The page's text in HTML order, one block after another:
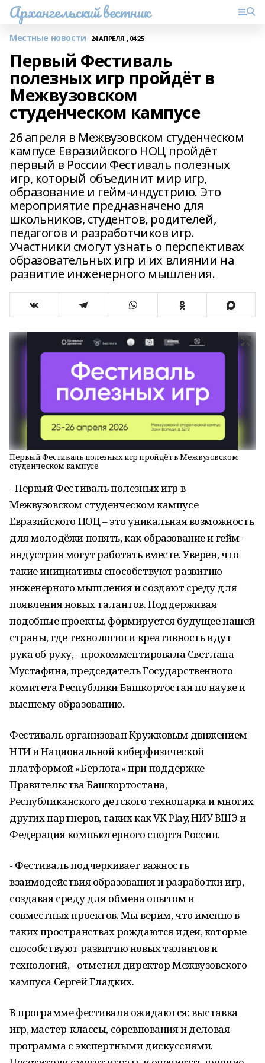
Архангельский вестник
Местные новости 24 АПРЕЛЯ , 04:25
Первый Фестиваль
полезных игр пройдёт в
Межвузовском
студенческом кампусе
26 апреля в Межвузовском студенческом
кампусе Евразийского НОЦ пройдёт
первый в России Фестиваль полезных
игр, который объединит мир игр,
образование и гейм-индустрию. Это
мероприятие предназначено для
школьников, студентов, родителей,
педагогов и разработчиков игр.
Участники смогут узнать о перспективах
образовательных игр и их влиянии на
развитие инженерного мышления.
Первый Фестиваль полезных игр пройдёт в Межвузовском
студенческом кампусе
- Первый Фестиваль полезных игр в
Межвузовском студенческом кампусе
Евразийского НОЦ – это уникальная возможность
для молодёжи понять, как образование и гейм-
индустрия могут работать вместе. Уверен, что
такие инициативы способствуют развитию
инженерного мышления и создают среду для
появления новых талантов. Поддерживая
подобные проекты, формируется будущее нашей
страны, где технологии и креативность идут
рука об руку, - прокомментировала Светлана
Мустафина, председатель Государственного
комитета Республики Башкортостан по науке и
высшему образованию.
Фестиваль организован Кружковым движением
НТИ и Национальной киберфизической
платформой «Берлога» при поддержке
Правительства Башкортостана,
Республиканского детского технопарка и многих
других партнеров, таких как VK Play, НИУ ВШЭ и
Федерация компьютерного спорта России.
- Фестиваль подчеркивает важность
взаимодействия образования и разработки игр,
создавая среду для обмена опытом и
совместных проектов. Мы верим, что именно в
таких пространствах рождаются идеи, которые
способствуют развитию новых талантов и
технологий, - отметил директор Межвузовского
кампуса Сергей Гладких.
В программе фестиваля ожидаются: выставка
игр, мастер-классы, соревнования и деловая
программа с экспертными дискуссиями.